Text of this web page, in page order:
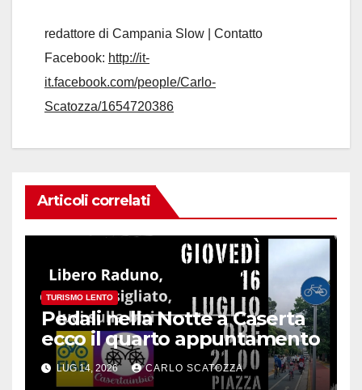
redattore di Campania Slow | Contatto
Facebook: http://it-
it.facebook.com/people/Carlo-
Scatozza/1654720386
Articoli correlati
TURISMO LENTO
Pedali nella Notte a Caserta
ecco il quarto appuntamento
LUG 14, 2026 CARLO SCATOZZA